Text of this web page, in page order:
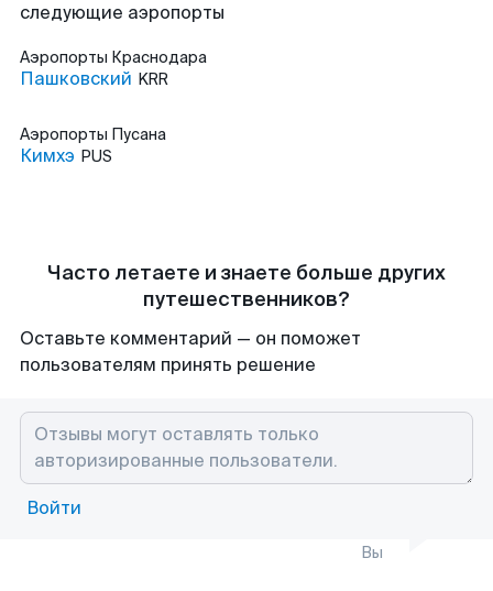
следующие аэропорты
Аэропорты Краснодара
Пашковский KRR
Аэропорты Пусана
Кимхэ PUS
Часто летаете и знаете больше других
путешественников?
Оставьте комментарий — он поможет
пользователям принять решение
Войти
Вы